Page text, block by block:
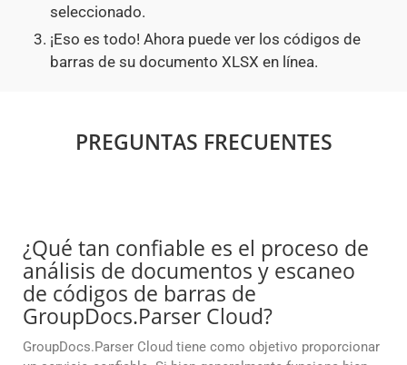
seleccionado.
¡Eso es todo! Ahora puede ver los códigos de
barras de su documento XLSX en línea.
PREGUNTAS FRECUENTES
¿Qué tan confiable es el proceso de
análisis de documentos y escaneo
de códigos de barras de
GroupDocs.Parser Cloud?
GroupDocs.Parser Cloud tiene como objetivo proporcionar